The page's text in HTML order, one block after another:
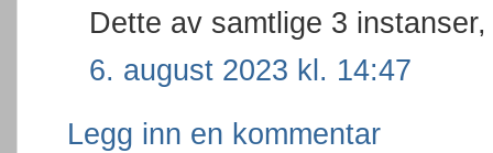
Dette av samtlige 3
6. august 2023 kl. 14:47
Legg inn en kommentar